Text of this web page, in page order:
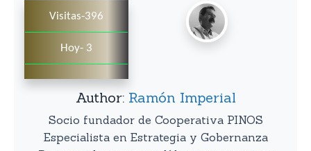
Visitas-396
Hoy- 3
Author: Ramón Imperial
Socio fundador de Cooperativa PINOS
Especialista en Estrategia y Gobernanza